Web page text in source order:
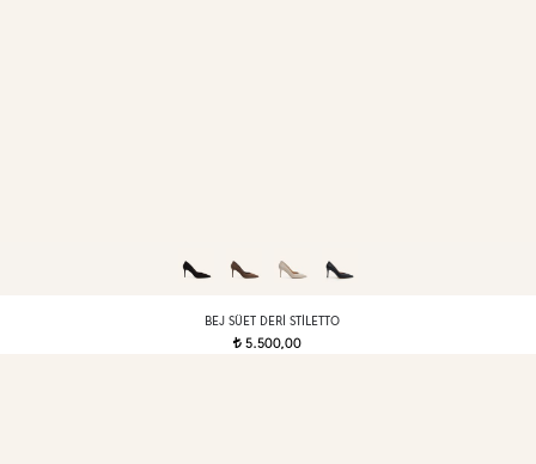
BEJ SÜET DERI STILETTO
t5.500,00